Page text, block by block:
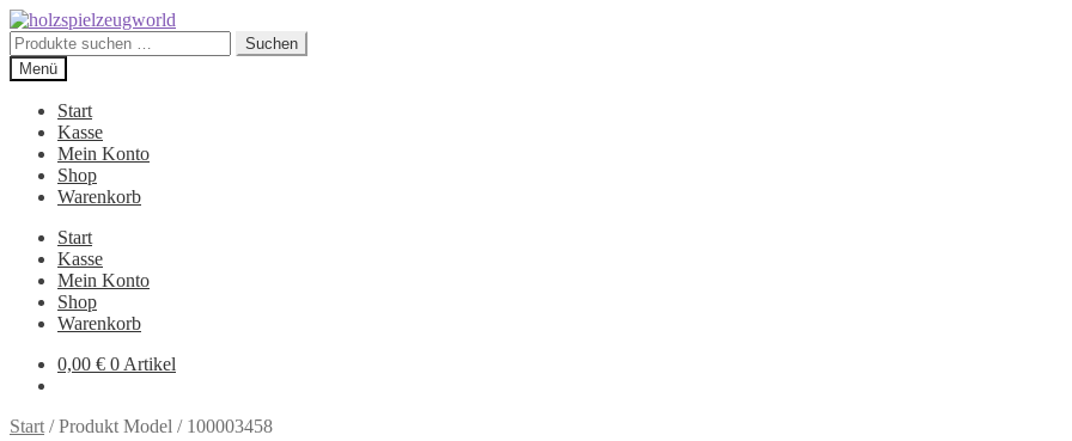
Zur
Navigation
springen
Zum
Inhalt
springen
Suchen
nach:
Suchen
Menü
Start
Kasse
Mein Konto
Shop
Warenkorb
Start
Kasse
Mein Konto
Shop
Warenkorb
0,00 € 0 Artikel
Start /Produkt Model / 100003458